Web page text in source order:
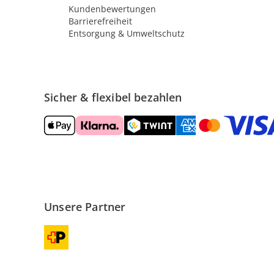
Kundenbewertungen
Barrierefreiheit
Entsorgung & Umweltschutz
Sicher & flexibel bezahlen
Unsere Partner